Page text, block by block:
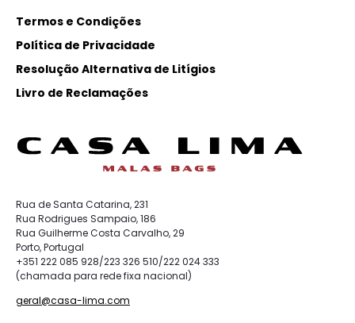
Termos e Condições
Política de Privacidade
Resolução Alternativa de Litígios
Livro de Reclamações
Rua de Santa Catarina, 231
Rua Rodrigues Sampaio, 186
Rua Guilherme Costa Carvalho, 29
Porto, Portugal
+351 222 085 928/223 326 510/222 024 333
(chamada para rede fixa nacional)
geral@casa-lima.com